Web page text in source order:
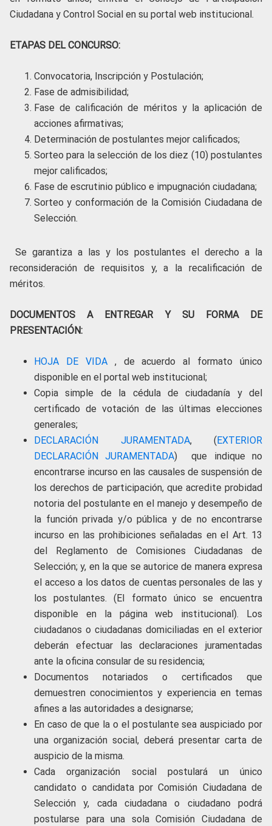
Ciudadana y Control Social en su portal web institucional.
ETAPAS DEL CONCURSO:
Convocatoria, Inscripción y Postulación;
Fase de admisibilidad;
Fase de calificación de méritos y la aplicación de
acciones afirmativas;
Determinación de postulantes mejor calificados;
Sorteo para la selección de los diez (10) postulantes
mejor calificados;
Fase de escrutinio público e impugnación ciudadana;
Sorteo y conformación de la Comisión Ciudadana de
Selección.
Se garantiza a las y los postulantes el derecho a la
reconsideración de requisitos y, a la recalificación de
méritos.
DOCUMENTOS A ENTREGAR Y SU FORMA DE
PRESENTACIÓN:
HOJA DE VIDA , de acuerdo al formato único
disponible en el portal web institucional;
Copia simple de la cédula de ciudadanía y del
certificado de votación de las últimas elecciones
generales;
DECLARACIÓN JURAMENTADA, (EXTERIOR
DECLARACIÓN JURAMENTADA) que indique no
encontrarse incurso en las causales de suspensión de
los derechos de participación, que acredite probidad
notoria del postulante en el manejo y desempeño de
la función privada y/o pública y de no encontrarse
incurso en las prohibiciones señaladas en el Art. 13
del Reglamento de Comisiones Ciudadanas de
Selección; y, en la que se autorice de manera expresa
el acceso a los datos de cuentas personales de las y
los postulantes. (El formato único se encuentra
disponible en la página web institucional). Los
ciudadanos o ciudadanas domiciliadas en el exterior
deberán efectuar las declaraciones juramentadas
ante la oficina consular de su residencia;
Documentos notariados o certificados que
demuestren conocimientos y experiencia en temas
afines a las autoridades a designarse;
En caso de que la o el postulante sea auspiciado por
una organización social, deberá presentar carta de
auspicio de la misma.
Cada organización social postulará un único
candidato o candidata por Comisión Ciudadana de
Selección y, cada ciudadana o ciudadano podrá
postularse para una sola Comisión Ciudadana de